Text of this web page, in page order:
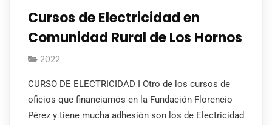
Cursos de Electricidad en
Comunidad Rural de Los Hornos
2022
CURSO DE ELECTRICIDAD I Otro de los cursos de
oficios que financiamos en la Fundación Florencio
Pérez y tiene mucha adhesión son los de Electricidad